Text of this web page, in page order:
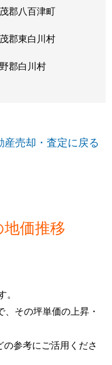
郡八百津町
郡東白川村
郡白川村
産売却・査定に戻る
価推移
その坪単価の上昇・
参考にご活用くださ